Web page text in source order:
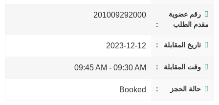
رقم عضوية
مقدم الطلب
201009292000
تاريخ المقابلة 2023-12-12
وقت المقابلة 09:30 AM
-
09:45 AM
حالة الحجز Booked